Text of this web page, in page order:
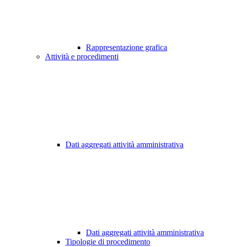
Rappresentazione grafica
Attività e procedimenti
Dati aggregati attività amministrativa
Dati aggregati attività amministrativa
Tipologie di procedimento